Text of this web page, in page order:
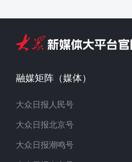
融媒矩阵（媒体）
大众日报人民号
大众日报北京号
大众日报潮鸣号